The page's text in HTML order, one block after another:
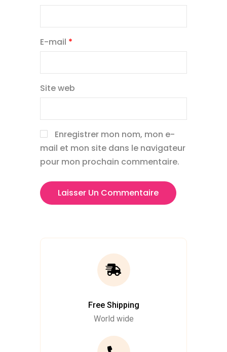
E-mail *
Site web
Enregistrer mon nom, mon e-
mail et mon site dans le navigateur
pour mon prochain commentaire.
Free Shipping
World wide